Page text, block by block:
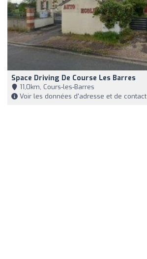
Space Driving De Course Les Barres
11,0km, Cours-les-Barres
Voir les données d'adresse et de contact